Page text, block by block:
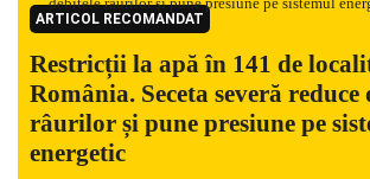
ARTICOL RECOMANDAT
Restricții la apă în 141 de
România. Seceta severă reduce
râurilor și pune presiune pe
energetic